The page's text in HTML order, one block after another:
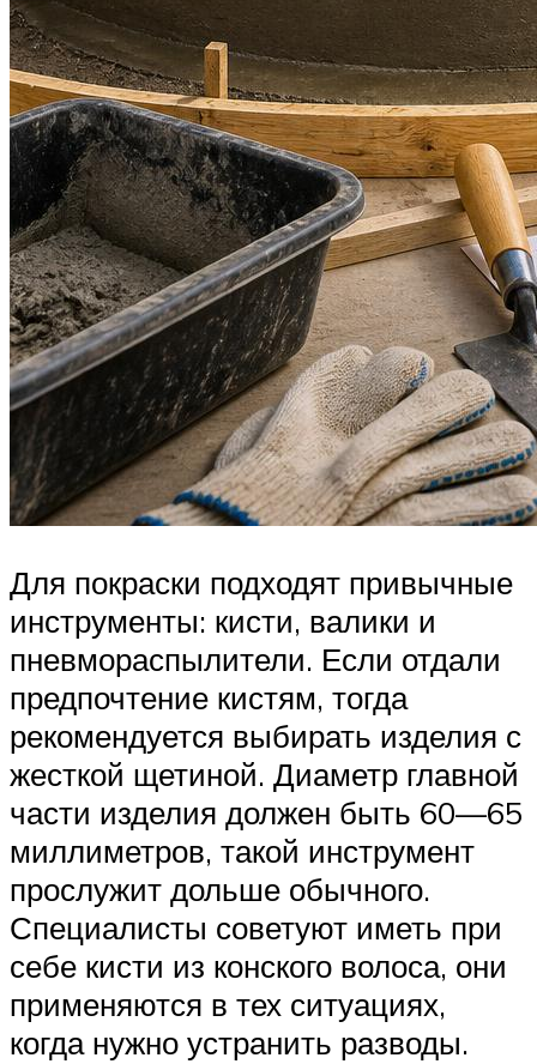
Для покраски подходят привычные
инструменты: кисти, валики и
пневмораспылители. Если отдали
предпочтение кистям, тогда
рекомендуется выбирать изделия с
жесткой щетиной. Диаметр главной
части изделия должен быть 60—65
миллиметров, такой инструмент
прослужит дольше обычного.
Специалисты советуют иметь при
себе кисти из конского волоса, они
применяются в тех ситуациях,
когда нужно устранить разводы.